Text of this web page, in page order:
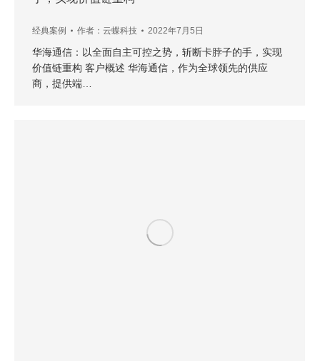
经典案例 作者： 云蝶科技 2022年7月5日
华海通信：以全面自主可控之势，斩断卡脖子的手，实现
价值链重构 客户概述 华海通信，作为全球领先的供应
商，提供端…